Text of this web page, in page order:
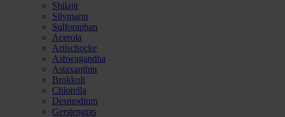
Shilajit
Silymarin
Sulforaphan
Acerola
Artischocke
Ashwagandha
Astaxanthin
Brokkoli
Chlorella
Desmodium
Gerstengras